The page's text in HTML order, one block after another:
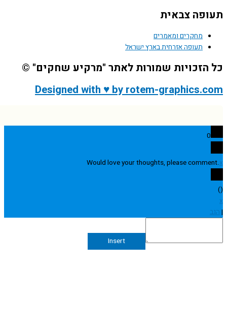
צבאית
מחקרים ומאמרים
תעופה אזרחית בארץ ישראל
שמורות לאתר "מרקיע שחקים" ©
Designed with ♥ by rotem-
Would love your thoughts, please
Insert